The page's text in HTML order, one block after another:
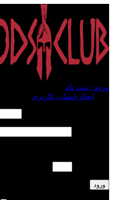
ورود / ثبت نام
ایجاد حساب کاربری
ورود